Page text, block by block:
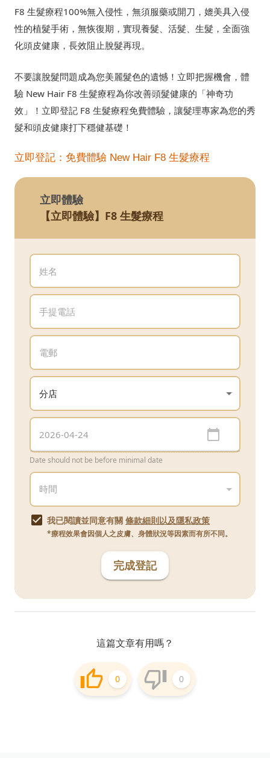
F8 生髮療程100%無入侵性，無須服藥或開刀，媲美具入侵
性的植髮手術，無恢復期，實現養髮、活髮、生髮，全面強
化頭皮健康，長效阻止脫髮再現。
不要讓脫髮問題成為您美麗髮色的遺憾！立即把握機會，體
驗 New Hair F8 生髮療程為你改善頭髮健康的「神奇功
效」！立即登記 F8 生髮療程免費體驗，讓髮理專家為您的秀
髮和頭皮健康打下穩健基礎！
立即登記：免費體驗 New Hair F8 生髮療程
立即體驗
【立即體驗】F8 生髮療程
Date should not be before minimal date
我已閱讀並同意有關 條款細則以及隱私政策
*療程效果會因個人之皮膚、身體狀況等因素而有所不同。
完成登記
這篇文章有用嗎？
0 0